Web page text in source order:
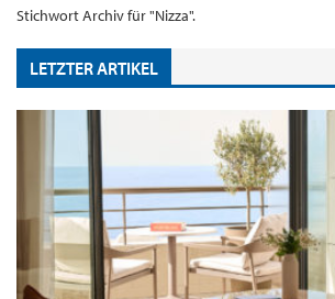
Stichwort Archiv für "Nizza".
LETZTER ARTIKEL